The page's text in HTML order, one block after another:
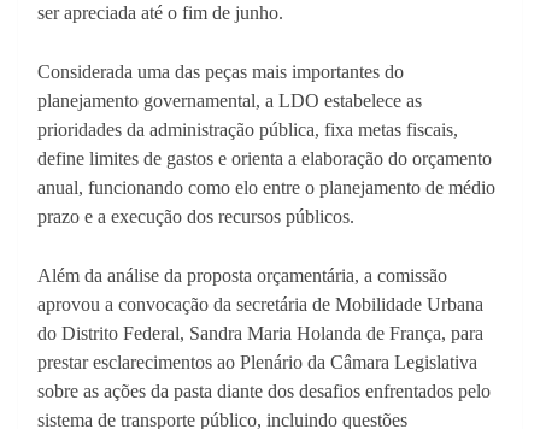
ser apreciada até o fim de junho.
Considerada uma das peças mais importantes do
planejamento governamental, a LDO estabelece as
prioridades da administração pública, fixa metas fiscais,
define limites de gastos e orienta a elaboração do orçamento
anual, funcionando como elo entre o planejamento de médio
prazo e a execução dos recursos públicos.
Além da análise da proposta orçamentária, a comissão
aprovou a convocação da secretária de Mobilidade Urbana
do Distrito Federal, Sandra Maria Holanda de França, para
prestar esclarecimentos ao Plenário da Câmara Legislativa
sobre as ações da pasta diante dos desafios enfrentados pelo
sistema de transporte público, incluindo questões